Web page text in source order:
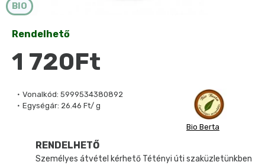
BIO
Vonalkód: 5999534380892
Egységár: 26.46 Ft/ g
Bio Berta
Rendelhető
1 720Ft
RENDELHETŐ
Személyes átvétel kérhető Tétényi úti szaküzletünkben